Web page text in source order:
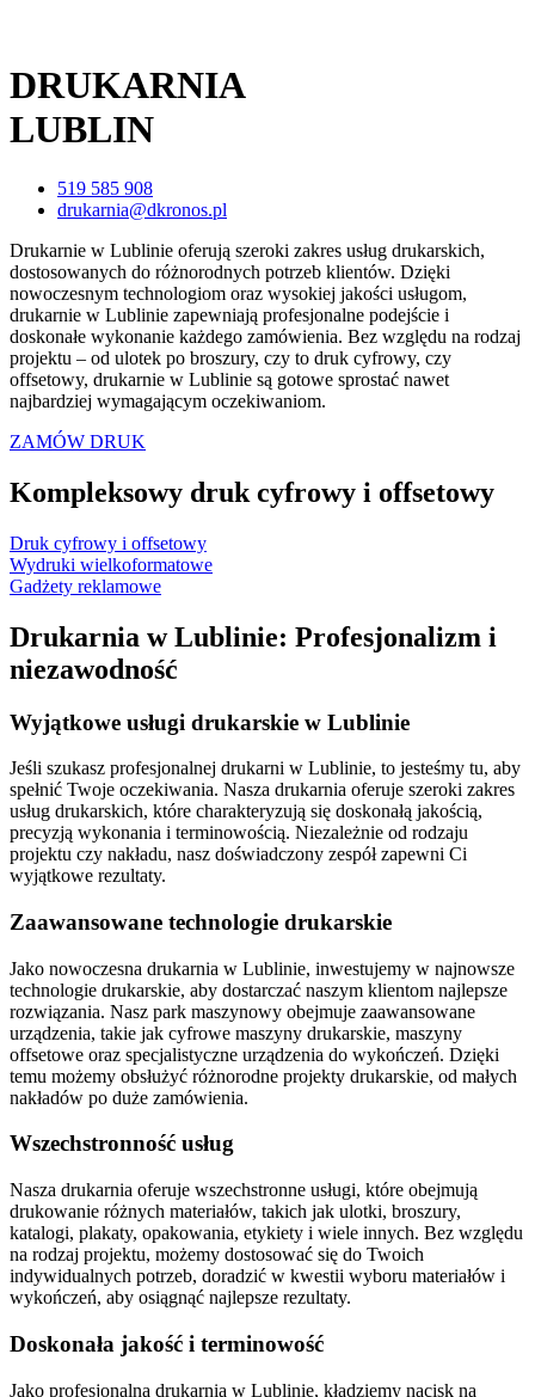
DRUKARNIA
LUBLIN
519 585 908
drukarnia@dkronos.pl
Drukarnie w Lublinie oferują szeroki zakres usług drukarskich,
dostosowanych do różnorodnych potrzeb klientów. Dzięki
nowoczesnym technologiom oraz wysokiej jakości usługom,
drukarnie w Lublinie zapewniają profesjonalne podejście i
doskonałe wykonanie każdego zamówienia. Bez względu na rodzaj
projektu – od ulotek po broszury, czy to druk cyfrowy, czy
offsetowy, drukarnie w Lublinie są gotowe sprostać nawet
najbardziej wymagającym oczekiwaniom.
ZAMÓW DRUK
Kompleksowy druk cyfrowy i offsetowy
Druk cyfrowy i offsetowy
Wydruki wielkoformatowe
Gadżety reklamowe
Drukarnia w Lublinie: Profesjonalizm i
niezawodność
Wyjątkowe usługi drukarskie w Lublinie
Jeśli szukasz profesjonalnej drukarni w Lublinie, to jesteśmy tu, aby
spełnić Twoje oczekiwania. Nasza drukarnia oferuje szeroki zakres
usług drukarskich, które charakteryzują się doskonałą jakością,
precyzją wykonania i terminowością. Niezależnie od rodzaju
projektu czy nakładu, nasz doświadczony zespół zapewni Ci
wyjątkowe rezultaty.
Zaawansowane technologie drukarskie
Jako nowoczesna drukarnia w Lublinie, inwestujemy w najnowsze
technologie drukarskie, aby dostarczać naszym klientom najlepsze
rozwiązania. Nasz park maszynowy obejmuje zaawansowane
urządzenia, takie jak cyfrowe maszyny drukarskie, maszyny
offsetowe oraz specjalistyczne urządzenia do wykończeń. Dzięki
temu możemy obsłużyć różnorodne projekty drukarskie, od małych
nakładów po duże zamówienia.
Wszechstronność usług
Nasza drukarnia oferuje wszechstronne usługi, które obejmują
drukowanie różnych materiałów, takich jak ulotki, broszury,
katalogi, plakaty, opakowania, etykiety i wiele innych. Bez względu
na rodzaj projektu, możemy dostosować się do Twoich
indywidualnych potrzeb, doradzić w kwestii wyboru materiałów i
wykończeń, aby osiągnąć najlepsze rezultaty.
Doskonała jakość i terminowość
Jako profesjonalna drukarnia w Lublinie, kładziemy nacisk na